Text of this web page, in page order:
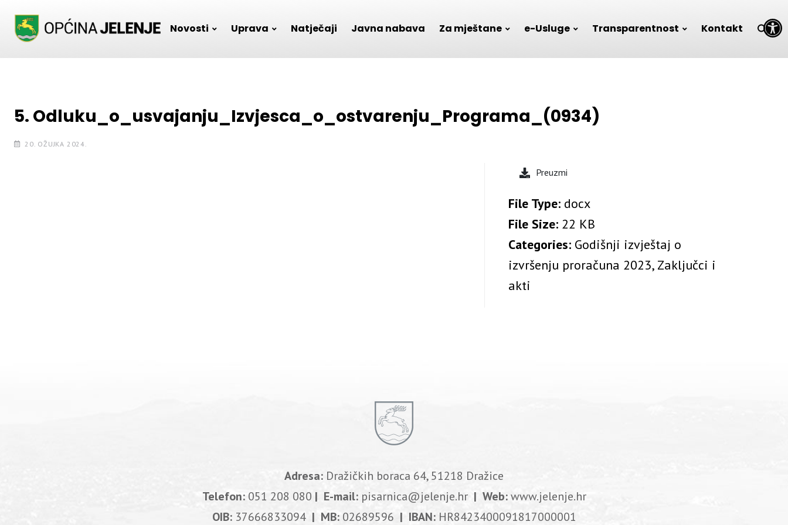
Open toolbar
Novosti Uprava Natječaji Javna nabava Za mještane e-Usluge Transparentnost Kontakt
5. Odluku_o_usvajanju_Izvjesca_o_ostvarenju_Programa_(0934)
20. OŽUJKA 2024.
Preuzmi
File Type: docx
File Size: 22 KB
Categories: Godišnji izvještaj o
izvršenju proračuna 2023, Zaključci i
akti
Adresa: Dražičkih boraca 64, 51218 Dražice
Telefon: 051 208 080 | E-mail: pisarnica@jelenje.hr| Web:www.jelenje.hr
OIB: 37666833094| MB: 02689596 | IBAN: HR8423400091817000001